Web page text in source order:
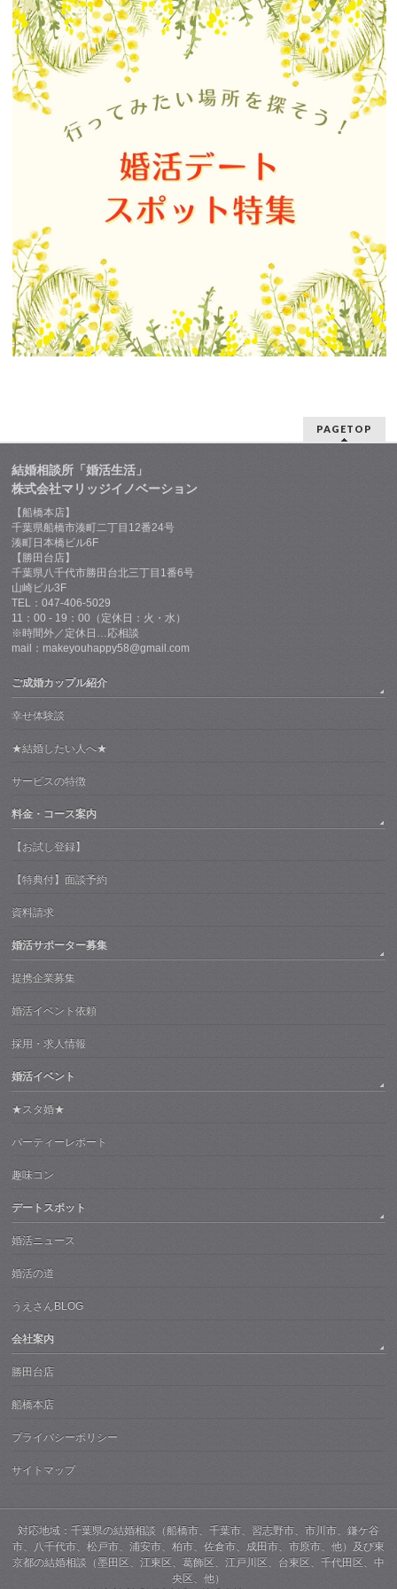
PAGETOP
結婚相談所「婚活生活」
株式会社マリッジイノベーション
【船橋本店】
千葉県船橋市湊町二丁目12番24号
湊町日本橋ビル6F
【勝田台店】
千葉県八千代市勝田台北三丁目1番6号
山崎ビル3F
TEL：047-406-5029
11：00 - 19：00（定休日：火・水）
※時間外／定休日…応相談
mail：makeyouhappy58@gmail.com
ご成婚カップル紹介
幸せ体験談
★結婚したい人へ★
サービスの特徴
料金・コース案内
【お試し登録】
【特典付】面談予約
資料請求
婚活サポーター募集
提携企業募集
婚活イベント依頼
採用・求人情報
婚活イベント
★スタ婚★
パーティーレポート
趣味コン
デートスポット
婚活ニュース
婚活の道
うえさんBLOG
会社案内
勝田台店
船橋本店
プライバシーポリシー
サイトマップ
対応地域：千葉県の結婚相談（船橋市、千葉市、習志野市、市川市、鎌ケ谷
市、八千代市、松戸市、浦安市、柏市、佐倉市、成田市、市原市、他）及び東
京都の結婚相談（墨田区、江東区、葛飾区、江戸川区、台東区、千代田区、中
央区、他）